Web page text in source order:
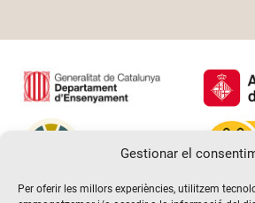
Gestionar el
Per oferir les millors experiències, utilitzem